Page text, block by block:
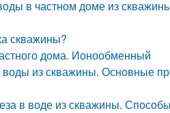
в частном доме из
скважины?
дома. Ионообменный
воды из скважины. Основные
в воде из скважины.